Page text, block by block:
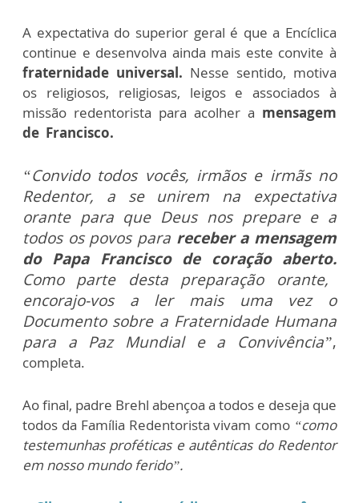
A expectativa do superior geral é que a Encíclica
continue e desenvolva ainda mais este convite à
fraternidade universal. Nesse sentido, motiva
os religiosos, religiosas, leigos e associados à
missão redentorista para acolher a mensagem
de Francisco.
“Convido todos vocês, irmãos e irmãs no
Redentor, a se unirem na expectativa
orante para que Deus nos prepare e a
todos os povos para receber a mensagem
do Papa Francisco de coração aberto.
Como parte desta preparação orante,
encorajo-vos a ler mais uma vez o
Documento sobre a Fraternidade Humana
para a Paz Mundial e a Convivência”,
completa.
Ao final, padre Brehl abençoa a todos e deseja que
todos da Família Redentorista vivam como “como
testemunhas proféticas e autênticas do Redentor
em nosso mundo ferido”.